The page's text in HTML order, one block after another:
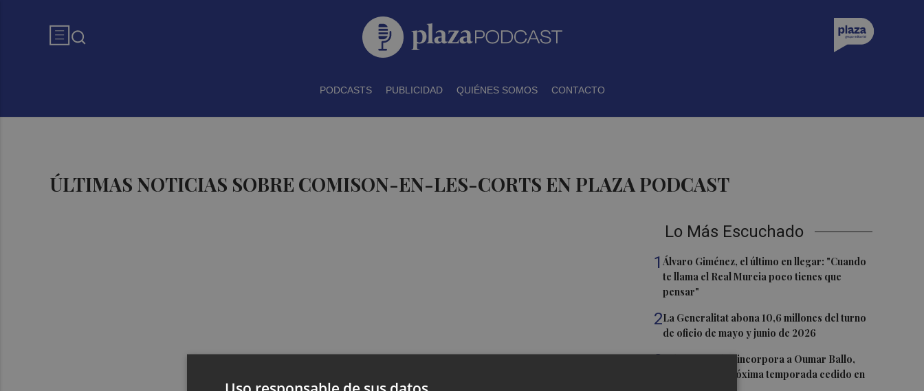
PODCASTS PUBLICIDAD QUIÉNES SOMOS CONTACTO
ÚLTIMAS NOTICIAS SOBRE COMISON-EN-LES-CORTS EN PLAZA PODCAST
Lo Más Escuchado
1Álvaro Giménez, el último en llegar: "Cuando
te llama el Real Murcia poco tienes que
pensar"
2La Generalitat abona 10,6 millones del turno
de oficio de mayo y junio de 2026
3Valencia Basket incorpora a Oumar Ballo,
que jugará la próxima temporada cedido en